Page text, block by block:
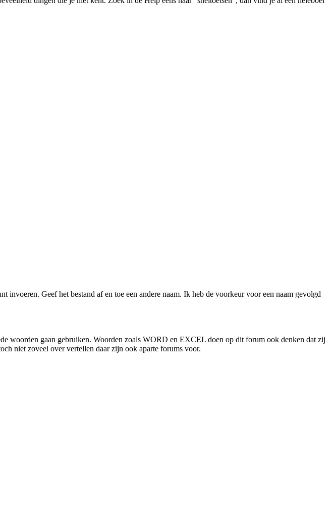
Geef het bestand af en toe een andere naam. Ik heb de voorkeur voor een naam gevolgd
woorden gaan gebruiken. Woorden zoals WORD en EXCEL doen op dit forum ook denken dat zij
niet zoveel over vertellen daar zijn ook aparte forums voor.